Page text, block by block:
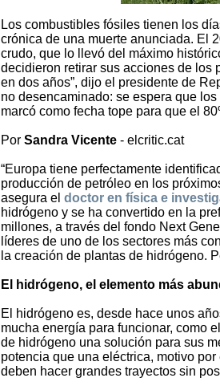
Los combustibles fósiles tienen los
crónica de una muerte anunciada. El
crudo, que lo llevó del máximo
decidieron retirar sus acciones de los
en dos años”, dijo el presidente de
no desencaminado: se espera que
marcó como fecha tope para que el
Por Sandra Vicente - elcritic.cat
“Europa tiene perfectamente
producción de petróleo en los
asegura el doctor en física e
hidrógeno y se ha convertido en la
millones, a través del fondo Next
líderes de uno de los sectores más
la creación de plantas de hidrógeno.
El hidrógeno, el elemento más
El hidrógeno es, desde hace unos
mucha energía para funcionar, como
de hidrógeno una solución para sus
potencia que una eléctrica, motivo
deben hacer grandes trayectos sin